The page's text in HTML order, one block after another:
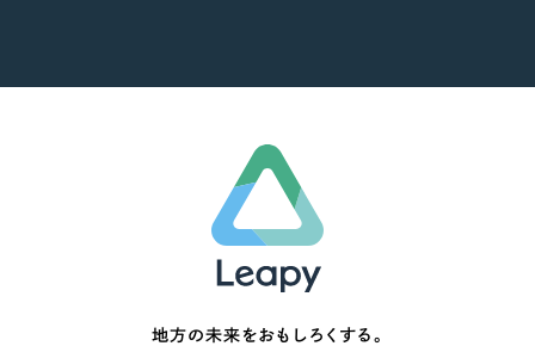
地方の未来をおもしろくする。